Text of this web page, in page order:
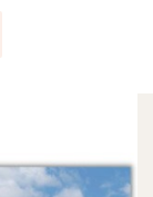
produkty